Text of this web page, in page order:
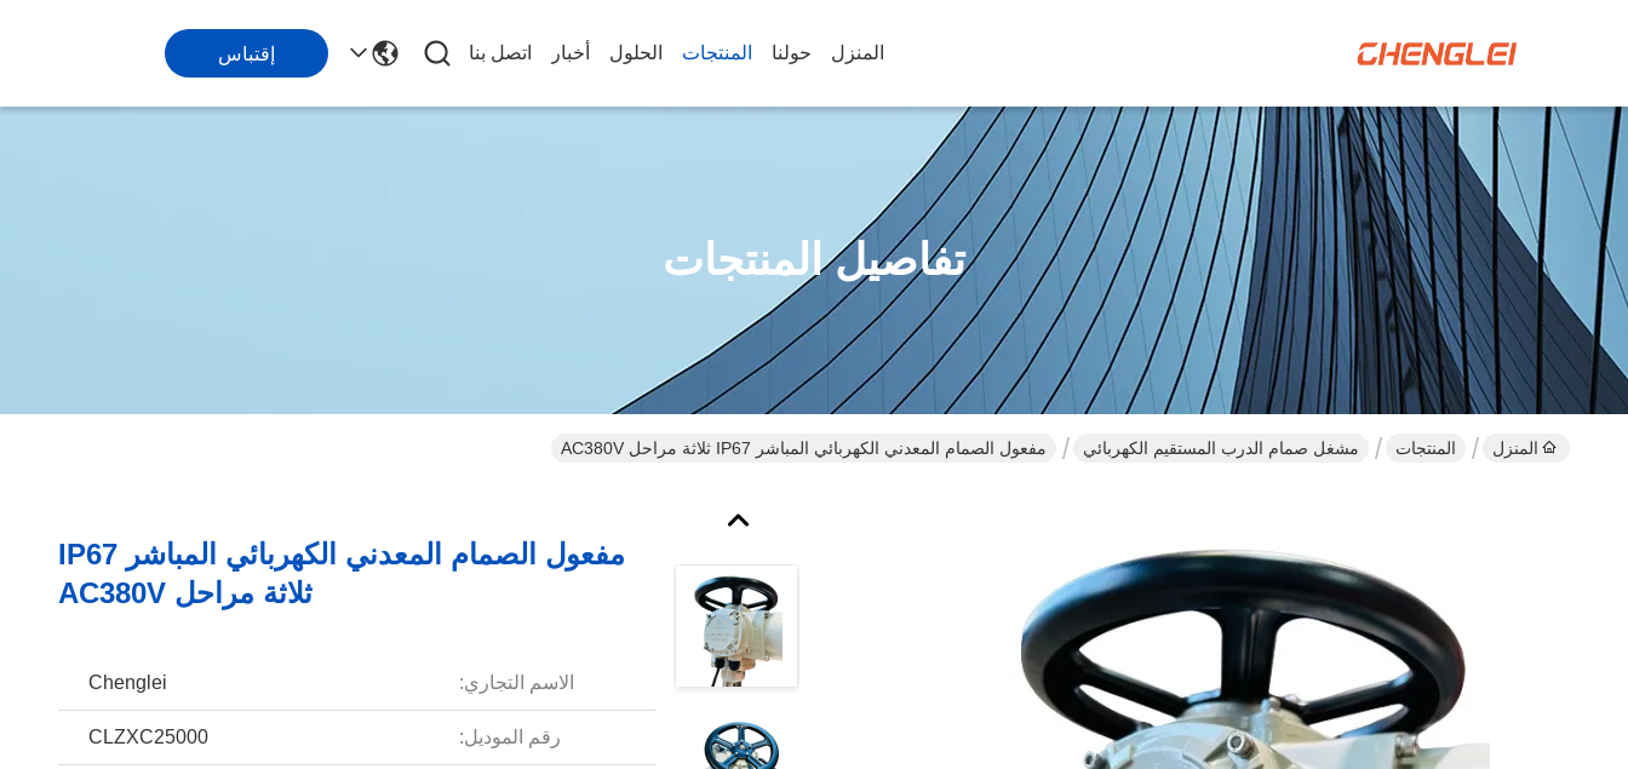
المنزل حولنا المنتجات الحلول أخبار اتصل بنا إقتباس
تفاصيل المنتجات
المنزل المنتجات مشغل صمام الدرب المستقيم الكهربائي مفعول الصمام المعدني الكهربائي المباشر IP67 ثلاثة مراحل AC380V
مفعول الصمام المعدني الكهربائي المباشر IP67
ثلاثة مراحل AC380V
الاسم التجاري: Chenglei
رقم الموديل: CLZXC25000